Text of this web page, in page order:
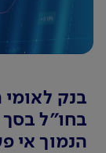
בנק
בחו"ל בסך
הנמוך אי